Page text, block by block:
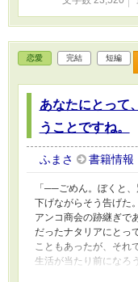
恋愛 完結 短編
あなたにとって
うことですね。
ふまさ 書籍情報
「──ごめん。ぼくと
下げながらそう告げ
アンコ商会の跡継ぎで
だったナタリアにとっ
こともあったが、それ
生活が当たり前にな
く、その理由は。 初